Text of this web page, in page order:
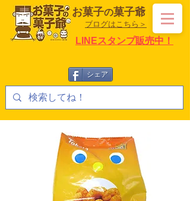
お菓子の菓子爺
ブログはこちら＞
シェア
LINEスタンプ販売中！